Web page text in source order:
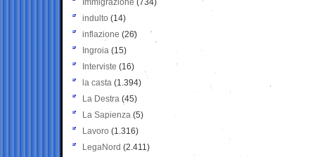
Immigrazione (734)
indulto (14)
inflazione (26)
Ingroia (15)
Interviste (16)
la casta (1.394)
La Destra (45)
La Sapienza (5)
Lavoro (1.316)
LegaNord (2.411)